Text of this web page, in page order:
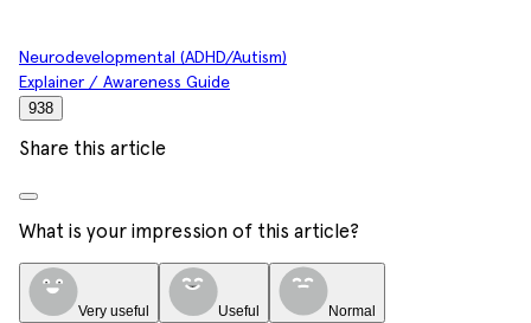
Neurodevelopmental (ADHD/Autism)
Explainer / Awareness Guide
938
Share this article
What is your impression of this article?
Very useful Useful Normal